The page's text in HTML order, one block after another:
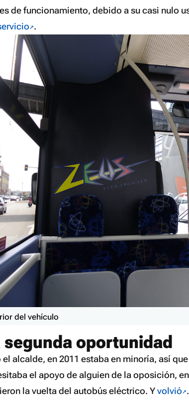
de funcionamiento, debido a su casi nulo
.
del vehículo
segunda oportunidad
el alcalde, en 2011 estaba en minoría, así
el apoyo de alguien de la oposición,
la vuelta del autobús eléctrico. Yvolvió .